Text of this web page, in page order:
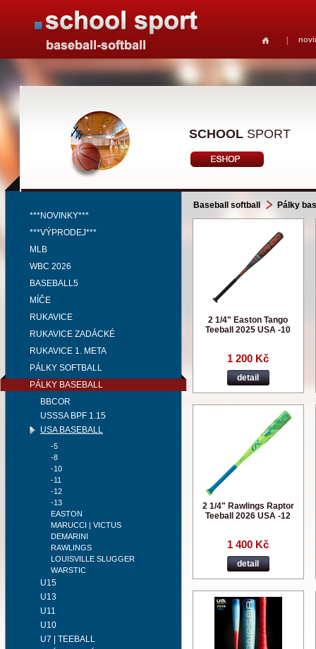
SCHOOL SPORT
***NOVINKY***
***VÝPRODEJ***
MLB
WBC 2026
BASEBALL5
MÍČE
RUKAVICE
RUKAVICE ZADÁCKÉ
RUKAVICE 1. META
PÁLKY SOFTBALL
PÁLKY BASEBALL
BBCOR
USSSA BPF 1.15
USA BASEBALL
-5
-8
-10
-11
-12
-13
EASTON
MARUCCI | VICTUS
DEMARINI
RAWLINGS
LOUISVILLE SLUGGER
WARSTIC
U15
U13
U11
U10
U7 | TEEBALL
Baseball softball Pálky
2 1/4" Easton Tango
Teeball 2025 USA -10
1 200 Kč
detail
2 1/4" Rawlings Raptor
Teeball 2026 USA -12
1 400 Kč
detail